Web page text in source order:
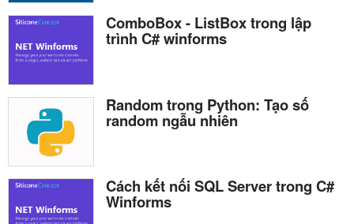
ComboBox - ListBox trong lập
trình C# winforms
Random trong Python: Tạo số
random ngẫu nhiên
Cách kết nối SQL Server trong C#
Winforms